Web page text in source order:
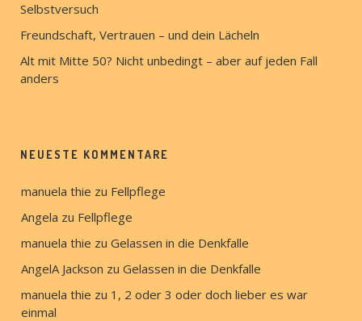
Selbstversuch
Freundschaft, Vertrauen – und dein Lächeln
Alt mit Mitte 50? Nicht unbedingt – aber auf jeden Fall
anders
NEUESTE KOMMENTARE
manuela thie zu Fellpflege
Angela zu Fellpflege
manuela thie zu Gelassen in die Denkfalle
AngelA Jackson zu Gelassen in die Denkfalle
manuela thie zu 1, 2 oder 3 oder doch lieber es war
einmal